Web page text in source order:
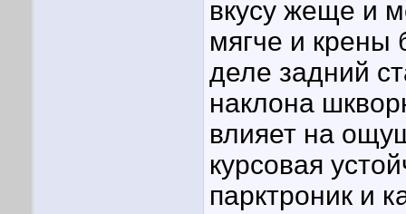
вкусу жеще и
мягче и
деле задний
наклона
влияет на
курсовая
парктроник и